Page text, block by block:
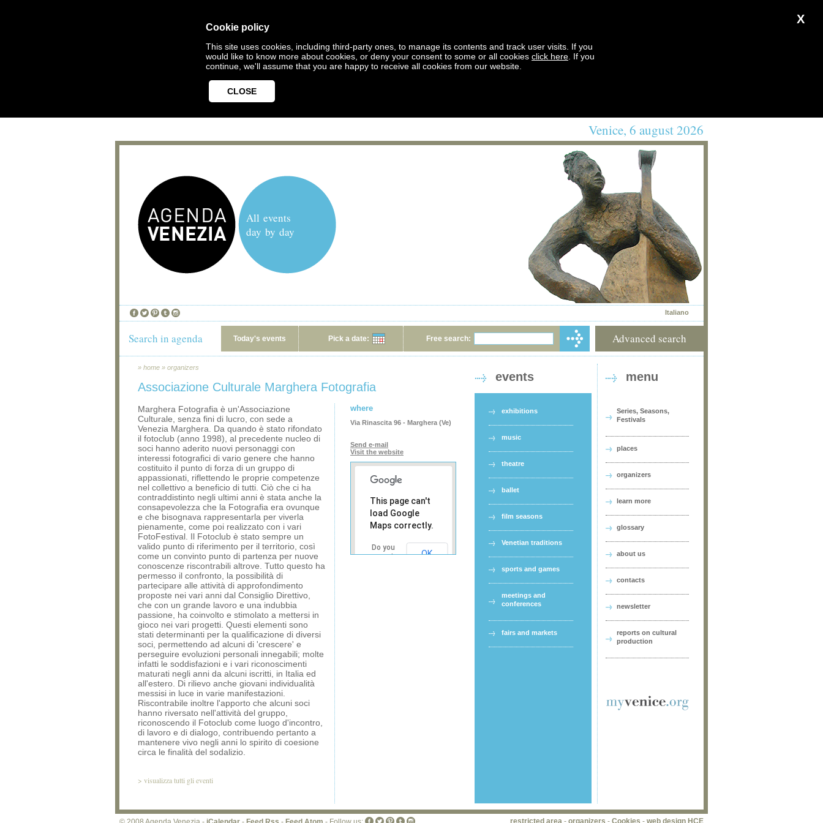
X
Cookie policy
This site uses cookies, including third-party ones, to manage its contents and track user visits. If you
would like to know more about cookies, or deny your consent to some or all cookies click here . If you
continue, we'll assume that you are happy to receive all cookies from our website.
CLOSE
Venice, 6 august 2026
All events
day by day
Italiano
Search in agenda Today's events Pick a date: Free search: Advanced search
» home » organizers
Associazione Culturale Marghera Fotografia
Marghera Fotografia è un'Associazione
Culturale, senza fini di lucro, con sede a
Venezia Marghera. Da quando è stato rifondato
il fotoclub (anno 1998), al precedente nucleo di
soci hanno aderito nuovi personaggi con
interessi fotografici di vario genere che hanno
costituito il punto di forza di un gruppo di
appassionati, riflettendo le proprie competenze
nel collettivo a beneficio di tutti. Ciò che ci ha
contraddistinto negli ultimi anni è stata anche la
consapevolezza che la Fotografia era ovunque
e che bisognava rappresentarla per viverla
pienamente, come poi realizzato con i vari
FotoFestival. Il Fotoclub è stato sempre un
valido punto di riferimento per il territorio, così
come un convinto punto di partenza per nuove
conoscenze riscontrabili altrove. Tutto questo ha
permesso il confronto, la possibilità di
partecipare alle attività di approfondimento
proposte nei vari anni dal Consiglio Direttivo,
che con un grande lavoro e una indubbia
passione, ha coinvolto e stimolato a mettersi in
gioco nei vari progetti. Questi elementi sono
stati determinanti per la qualificazione di diversi
soci, permettendo ad alcuni di 'crescere' e
perseguire evoluzioni personali innegabili; molte
infatti le soddisfazioni e i vari riconoscimenti
maturati negli anni da alcuni iscritti, in Italia ed
all'estero. Di rilievo anche giovani individualità
messisi in luce in varie manifestazioni.
Riscontrabile inoltre l'apporto che alcuni soci
hanno riversato nell'attività del gruppo,
riconoscendo il Fotoclub come luogo d'incontro,
di lavoro e di dialogo, contribuendo pertanto a
mantenere vivo negli anni lo spirito di coesione
circa le finalità del sodalizio.
> visualizza tutti gli eventi
where
Via Rinascita 96 - Marghera (Ve)
Send e-mail
Visit the website
This page can't
load Google
Maps correctly.
Do you
own this
OK
events
exhibitions
music
theatre
ballet
film seasons
Venetian traditions
sports and games
meetings and
conferences
fairs and markets
menu
Series, Seasons,
Festivals
places
organizers
learn more
glossary
about us
contacts
newsletter
reports on cultural
production
restricted area - organizers - Cookies - web design HCE